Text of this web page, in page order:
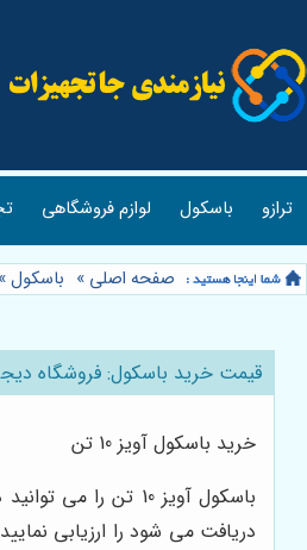
ترازو باسکول لوازم فروشگاهی
صفحه اصلی » باسکول»
قیمت خرید باسکول: فروشگاه
خرید باسکول آویز 10 تن